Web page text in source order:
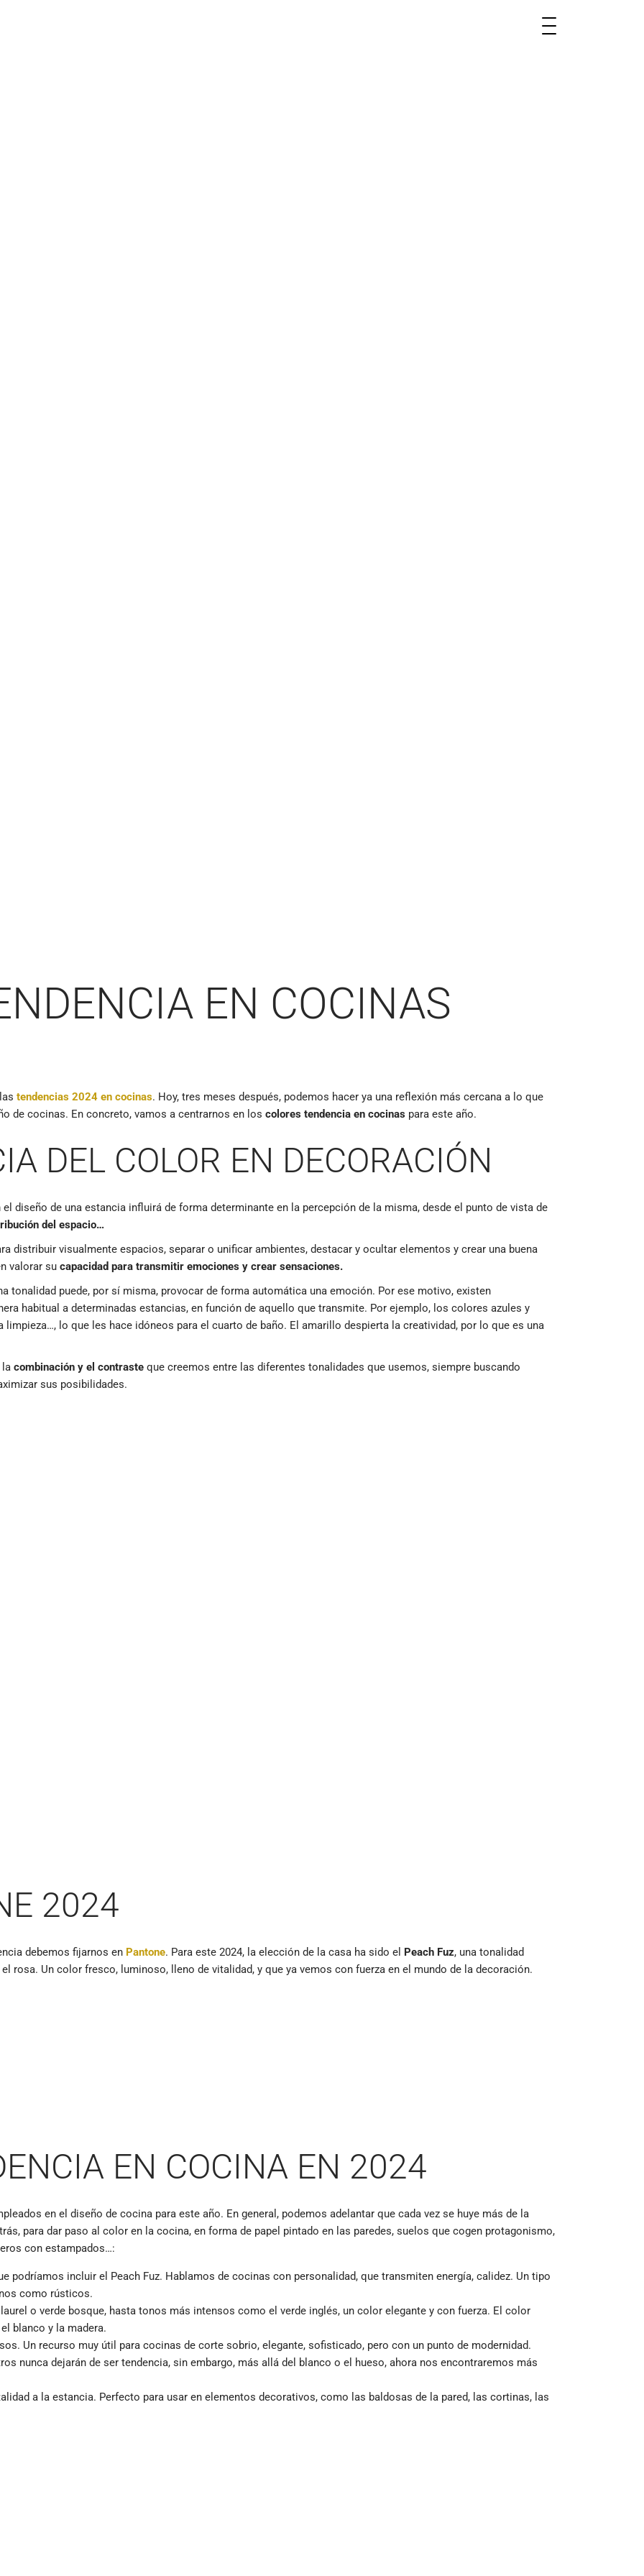
EN COCINAS
tendencias 2024 en cocinas. Hoy, tres meses después, podemos hacer ya una reflexión más cercana a lo que
de cocinas. En concreto, vamos a centrarnos en los colores tendencia en cocinas para este año.
DEL COLOR EN DECORACIÓN
el diseño de una estancia influirá de forma determinante en la percepción de la misma, desde el punto de vista de
del espacio…
distribuir visualmente espacios, separar o unificar ambientes, destacar y ocultar elementos y crear una buena
valorar su capacidad para transmitir emociones y crear sensaciones.
tonalidad puede, por sí misma, provocar de forma automática una emoción. Por ese motivo, existen
habitual a determinadas estancias, en función de aquello que transmite. Por ejemplo, los colores azules y
limpieza…, lo que les hace idóneos para el cuarto de baño. El amarillo despierta la creatividad, por lo que es una
la combinación y el contraste que creemos entre las diferentes tonalidades que usemos, siempre buscando
sus posibilidades.
2024
debemos fijarnos en Pantone. Para este 2024, la elección de la casa ha sido el Peach Fuz, una tonalidad
rosa. Un color fresco, luminoso, lleno de vitalidad, y que ya vemos con fuerza en el mundo de la decoración.
EN COCINA EN 2024
en el diseño de cocina para este año. En general, podemos adelantar que cada vez se huye más de la
para dar paso al color en la cocina, en forma de papel pintado en las paredes, suelos que cogen protagonismo,
con estampados…:
podríamos incluir el Peach Fuz. Hablamos de cocinas con personalidad, que transmiten energía, calidez. Un tipo
como rústicos.
o verde bosque, hasta tonos más intensos como el verde inglés, un color elegante y con fuerza. El color
blanco y la madera.
Un recurso muy útil para cocinas de corte sobrio, elegante, sofisticado, pero con un punto de modernidad.
nunca dejarán de ser tendencia, sin embargo, más allá del blanco o el hueso, ahora nos encontraremos más
a la estancia. Perfecto para usar en elementos decorativos, como las baldosas de la pared, las cortinas, las